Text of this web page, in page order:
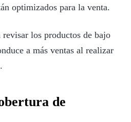
optimizados para la venta.
revisar los productos de bajo
a más ventas al realizar
de